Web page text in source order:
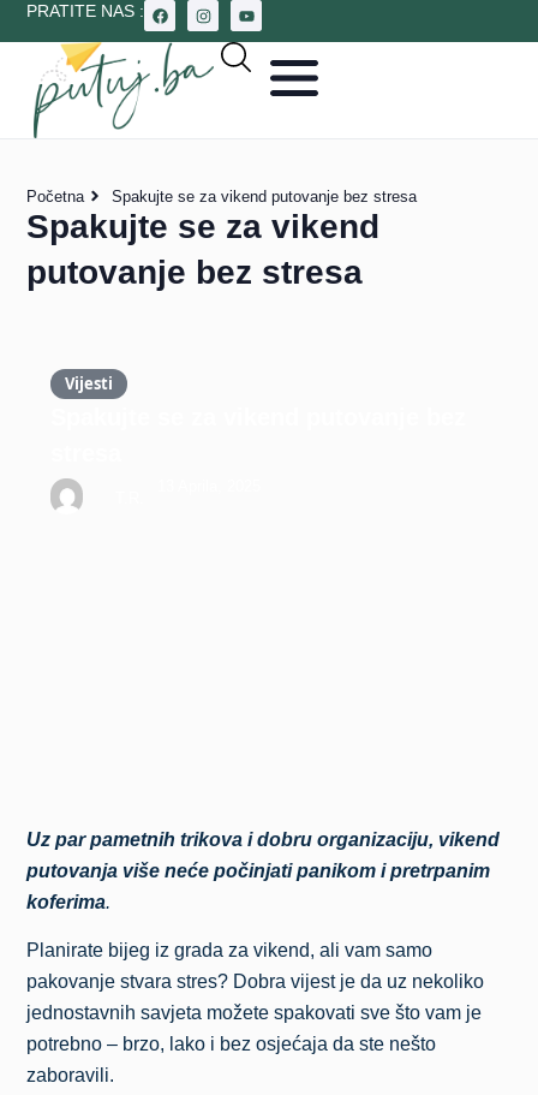
PRATITE NAS :
Početna Spakujte se za vikend putovanje bez stresa
Spakujte se za vikend
putovanje bez stresa
Vijesti
Uz par pametnih trikova i dobru organizaciju, vikend
putovanja više neće počinjati panikom i pretrpanim
koferima.
Planirate bijeg iz grada za vikend, ali vam samo
pakovanje stvara stres? Dobra vijest je da uz nekoliko
jednostavnih savjeta možete spakovati sve što vam je
potrebno – brzo, lako i bez osjećaja da ste nešto
zaboravili.